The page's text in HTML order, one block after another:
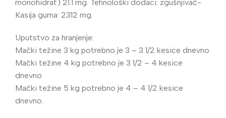
monohidrat) 21.1 mg. Tehnološki dodaci: zgušnjivač-
Kasija guma: 2312 mg.
Uputstvo za hranjenje:
Mački težine 3 kg potrebno je 3 – 3 1/2 kesice dnevno
Mački težine 4 kg potrebno je 3 1/2 – 4 kesice
dnevno
Mački težine 5 kg potrebno je 4 – 4 1/2 kesice
dnevno.